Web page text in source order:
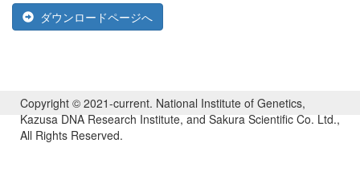
ダウンロードページへ
Copyright © 2021-current. National Institute of Genetics,
Kazusa DNA Research Institute, and Sakura Scientific Co. Ltd.,
All Rights Reserved.